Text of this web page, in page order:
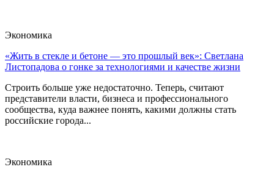
Экономика
«Жить в стекле и бетоне — это прошлый век»: Светлана
Листопадова о гонке за технологиями и качестве жизни
Строить больше уже недостаточно. Теперь, считают
представители власти, бизнеса и профессионального
сообщества, куда важнее понять, какими должны стать
российские города...
Экономика